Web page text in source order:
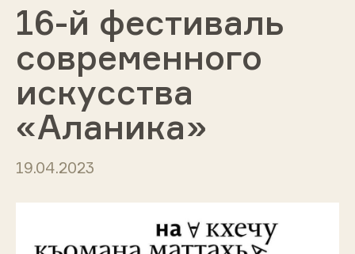
16-й фестиваль
современного
искусства
«Аланика»
19.04.2023